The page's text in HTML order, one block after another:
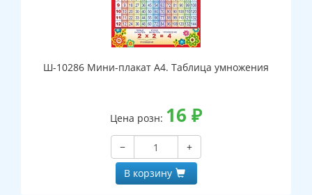
Ш-10286 Мини-плакат А4. Таблица умножения
Цена розн: 16 ₽
−
+
В корзину